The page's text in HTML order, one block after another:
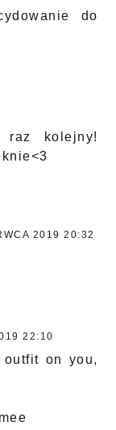
do
raz kolejny!
2019 20:32
22:10
on you,